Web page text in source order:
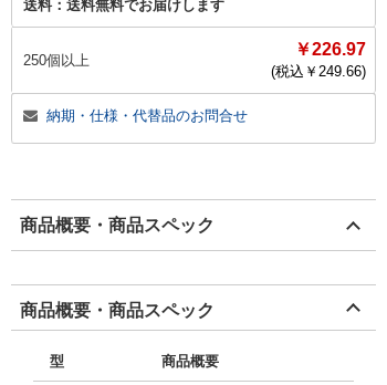
送料： 送料無料でお届けします
250個以上
￥226.97
(税込￥ 249.66)
納期・仕様・代替品のお問合せ
商品概要・商品スペック
商品概要・商品スペック
型 商品概要